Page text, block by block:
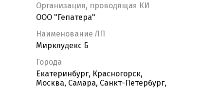
Организация, проводящая КИ
ООО "Гепатера"
Наименование ЛП
Мирклудекс Б
Города
Екатеринбург, Красногорск,
Москва, Самара, Санкт-Петербург,